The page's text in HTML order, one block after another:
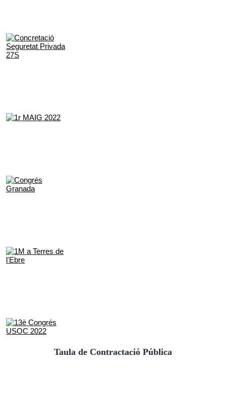
Taula de Contractació Pública